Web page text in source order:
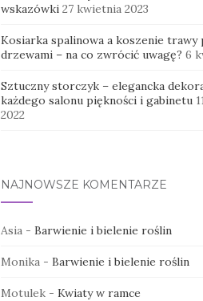
wskazówki 27 kwietnia 2023
Kosiarka spalinowa a koszenie trawy
drzewami – na co zwrócić uwagę? 6
Sztuczny storczyk – elegancka
każdego salonu piękności i gabinetu
2022
NAJNOWSZE KOMENTARZE
Asia- Barwienie i bielenie roślin
Monika- Barwienie i bielenie roślin
Motulek- Kwiaty w ramce